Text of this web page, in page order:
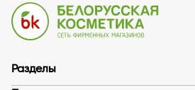
Разделы